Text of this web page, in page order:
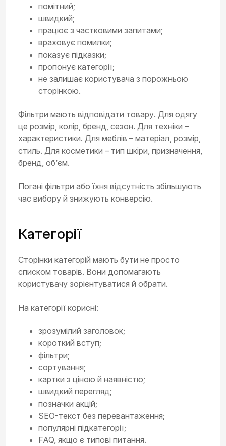
помітний;
швидкий;
працює з частковими запитами;
враховує помилки;
показує підказки;
пропонує категорії;
не залишає користувача з порожньою
сторінкою.
Фільтри мають відповідати товару. Для одягу
це розмір, колір, бренд, сезон. Для техніки –
характеристики. Для меблів – матеріал, розмір,
стиль. Для косметики – тип шкіри, призначення,
бренд, об’єм.
Погані фільтри або їхня відсутність збільшують
час вибору й знижують конверсію.
Категорії
Сторінки категорій мають бути не просто
списком товарів. Вони допомагають
користувачу зорієнтуватися й обрати.
На категорії корисні:
зрозумілий заголовок;
короткий вступ;
фільтри;
сортування;
картки з ціною й наявністю;
швидкий перегляд;
позначки акцій;
SEO-текст без перевантаження;
популярні підкатегорії;
FAQ, якщо є типові питання.